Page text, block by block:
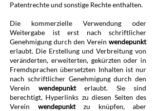
Patentrechte und sonstige Rechte enthalten.
Die kommerzielle Verwendung oder
Weitergabe ist erst nach schriftlicher
Genehmigung durch den Verein wendepunkt
erlaubt. Die Erstellung und Verbreitung von
veränderten, erweiterten, gekürzten oder in
Fremdsprachen übersetzten Inhalten ist nur
nach schriftlicher Genehmigung durch den
Verein wendepunkt erlaubt. Sie sind
berechtigt, Hyperlinks zu diesen Seiten des
Verein wendepunkt zu knüpfen, aber